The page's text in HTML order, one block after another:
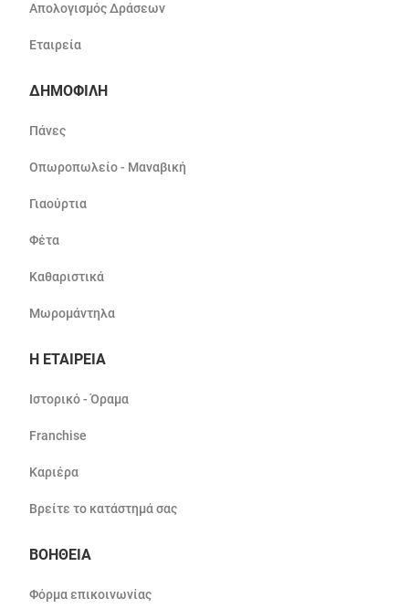
Απολογισμός Δράσεων
Εταιρεία
ΔΗΜΟΦΙΛΗ
Πάνες
Οπωροπωλείο - Μαναβική
Γιαούρτια
Φέτα
Καθαριστικά
Μωρομάντηλα
Η ΕΤΑΙΡΕΙΑ
Ιστορικό - Όραμα
Franchise
Καριέρα
Βρείτε το κατάστημά σας
ΒΟΗΘΕΙΑ
Φόρμα επικοινωνίας